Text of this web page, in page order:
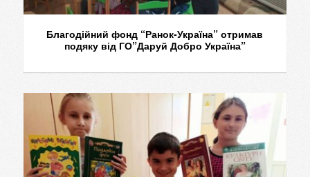
Благодійний фонд “Ранок-Україна” отримав
подяку від ГО”Даруй Добро Україна”